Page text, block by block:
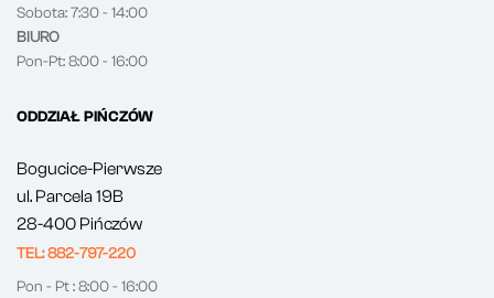
Sobota: 7:30 - 14:00
BIURO
Pon-Pt: 8:00 - 16:00
ODDZIAŁ PIŃCZÓW
Bogucice-Pierwsze
ul. Parcela 19B
28-400 Pińczów
TEL: 882-797-220
Pon - Pt : 8:00 - 16:00